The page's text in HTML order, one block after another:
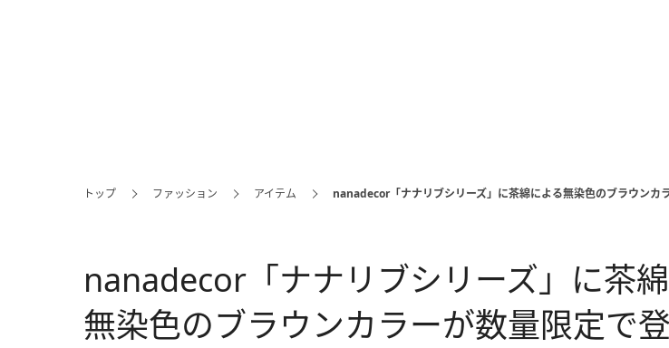
トップ ファッション アイテム nanadecor「ナナリブシリーズ」に茶綿による無染色のブラウンカ
nanadecor「ナナリブシリーズ」に茶
無染色のブラウンカラーが数量限定で